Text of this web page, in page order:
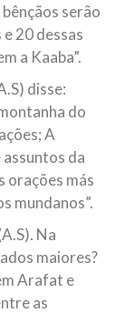
serão
20 dessas
a Kaaba”.
disse:
do
A
da
orações más
mundanos”.
Na
maiores?
Arafat e
as